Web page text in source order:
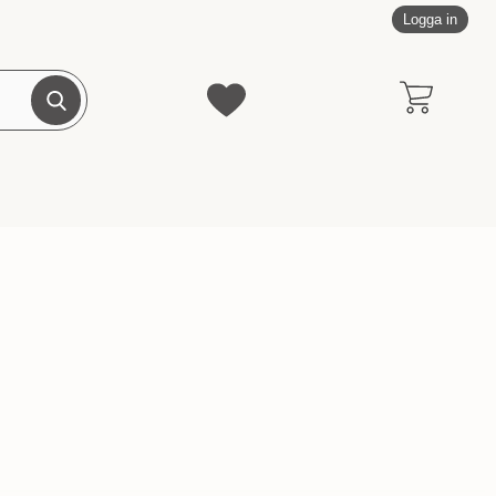
Logga in
Mina favoriter
Genomför sökning